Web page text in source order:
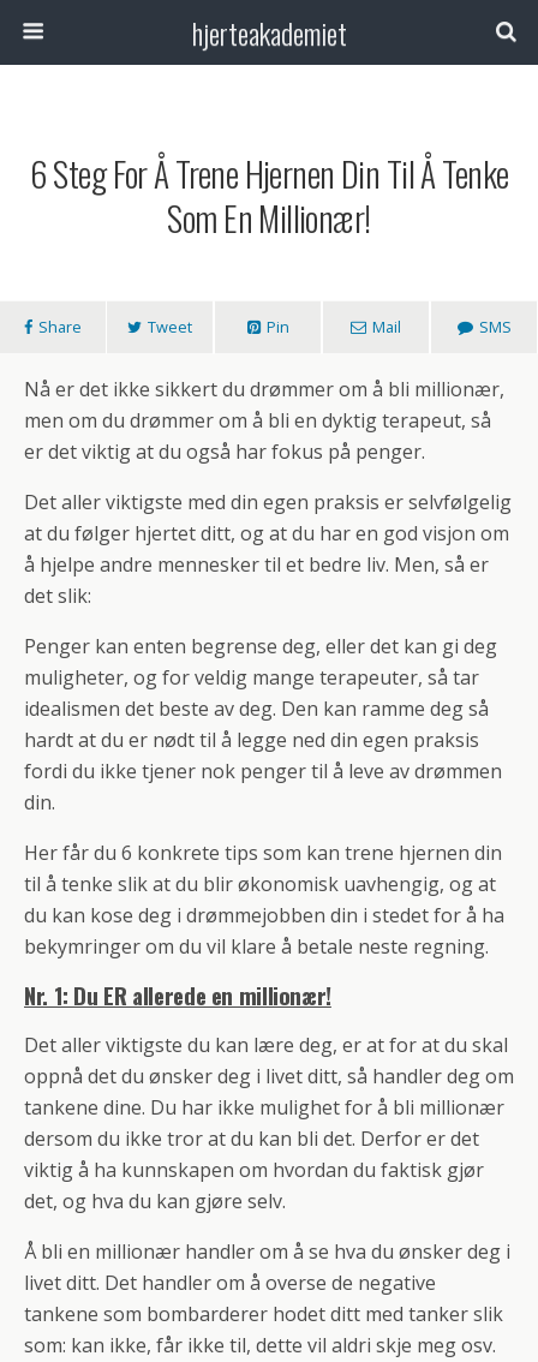
hjerteakademiet
6 Steg For Å Trene Hjernen Din Til Å Tenke
Som En Millionær!
Share Tweet Pin Mail SMS
Nå er det ikke sikkert du drømmer om å bli millionær,
men om du drømmer om å bli en dyktig terapeut, så
er det viktig at du også har fokus på penger.
Det aller viktigste med din egen praksis er selvfølgelig
at du følger hjertet ditt, og at du har en god visjon om
å hjelpe andre mennesker til et bedre liv. Men, så er
det slik:
Penger kan enten begrense deg, eller det kan gi deg
muligheter, og for veldig mange terapeuter, så tar
idealismen det beste av deg. Den kan ramme deg så
hardt at du er nødt til å legge ned din egen praksis
fordi du ikke tjener nok penger til å leve av drømmen
din.
Her får du 6 konkrete tips som kan trene hjernen din
til å tenke slik at du blir økonomisk uavhengig, og at
du kan kose deg i drømmejobben din i stedet for å ha
bekymringer om du vil klare å betale neste regning.
Nr. 1: Du ER allerede en millionær!
Det aller viktigste du kan lære deg, er at for at du skal
oppnå det du ønsker deg i livet ditt, så handler deg om
tankene dine. Du har ikke mulighet for å bli millionær
dersom du ikke tror at du kan bli det. Derfor er det
viktig å ha kunnskapen om hvordan du faktisk gjør
det, og hva du kan gjøre selv.
Å bli en millionær handler om å se hva du ønsker deg i
livet ditt. Det handler om å overse de negative
tankene som bombarderer hodet ditt med tanker slik
som: kan ikke, får ikke til, dette vil aldri skje meg osv.